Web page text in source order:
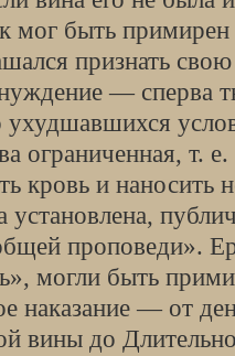
мог быть
признать
— сперва
ухудшавшихся
ограниченная, т.
кровь и наносить
установлена,
проповеди».
могли быть
наказание — от
вины до